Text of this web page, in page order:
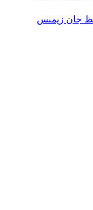
جان زیمنس